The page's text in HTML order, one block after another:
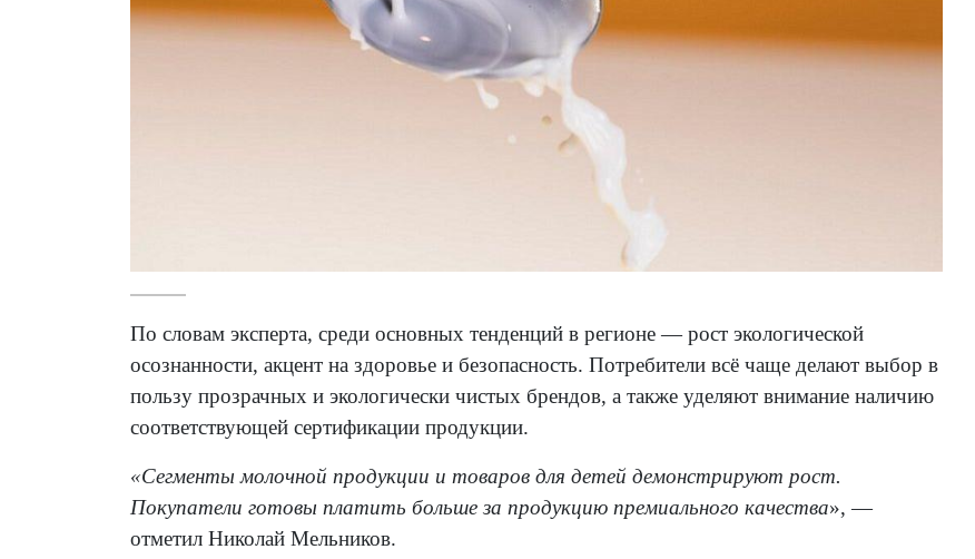
По словам эксперта, среди основных тенденций в регионе — рост экологической
осознанности, акцент на здоровье и безопасность. Потребители всё чаще делают выбор в
пользу прозрачных и экологически чистых брендов, а также уделяют внимание наличию
соответствующей сертификации продукции.
«Сегменты молочной продукции и товаров для детей демонстрируют рост.
Покупатели готовы платить больше за продукцию премиального качества», —
отметил Николай Мельников.